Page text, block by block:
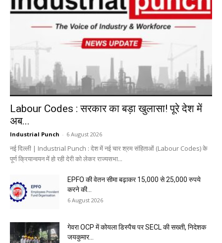
Labour Codes : सरकार का बड़ा खुलासा! पूरे देश में
अब...
Industrial Punch - 6 August 2026
नई दिल्ली | Industrial Punch : देश में नई चार श्रम संहिताओं (Labour Codes) के
पूर्ण क्रियान्वयन में हो रही देरी को लेकर राज्यसभा...
EPFO की वेतन सीमा बढ़ाकर 15,000 से 25,000 रुपये
करने की...
6 August 2026
गेवरा OCP में कोयला डिस्पैच पर SECL की सख्ती, निदेशक
जयकुमार...